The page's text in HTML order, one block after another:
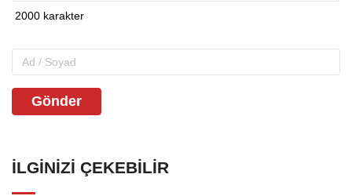
Gönder
İLGINIZI ÇEKEBILIR